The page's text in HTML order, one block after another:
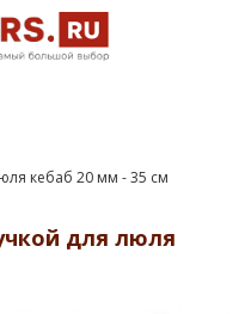
кебаб 20 мм - 35 см
для люля